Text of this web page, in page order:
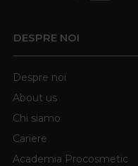
DESPRE NOI
Despre noi
About us
Chi siamo
Cariere
Academia Procosmetic